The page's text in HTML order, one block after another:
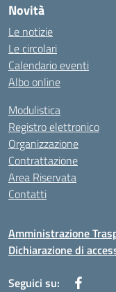
Novità
Le notizie
Le circolari
Calendario eventi
Albo online
Modulistica
Registro elettronico
Organizzazione
Contrattazione
Area Riservata
Contatti
Amministrazione
Dichiarazione di
Seguici su: